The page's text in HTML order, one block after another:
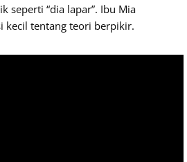
seperti “dia lapar”. Ibu Mia
kecil tentang teori berpikir.